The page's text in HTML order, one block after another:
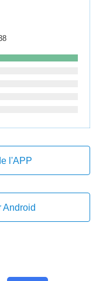
l'APP
Android